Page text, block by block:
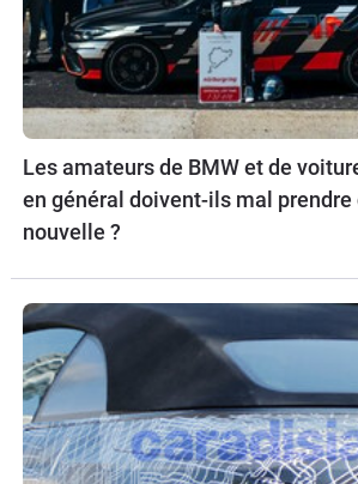
Les amateurs de BMW et de
en général doivent-ils mal prendre
nouvelle ?